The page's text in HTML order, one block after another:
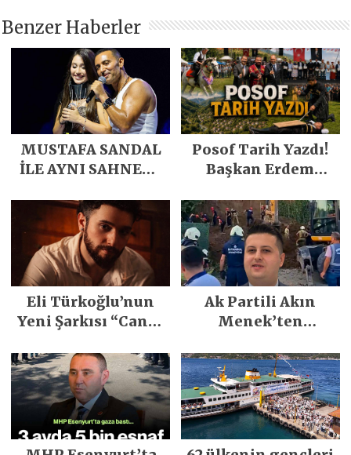
Benzer Haberler
MUSTAFA SANDAL
İLE AYNI SAHNEDE
Posof Tarih Yazdı!
Başkan Erdem
Emeğiyle Son
Yılların En Büyük
Festivali
Gerçekleşti
Eli Türkoğlu’nun
Yeni Şarkısı “Canın
İlgi Gördü!..
Ak Partili Akın
Menek’ten
heyelan sonrası
kritik uyarı